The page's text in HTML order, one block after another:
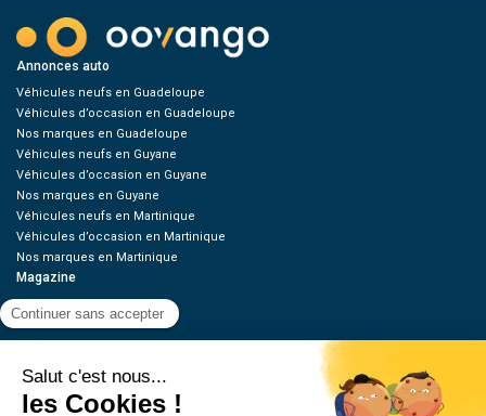
Annonces auto
Véhicules neufs en Guadeloupe
Véhicules d’occasion en Guadeloupe
Nos marques en Guadeloupe
Véhicules neufs en Guyane
Véhicules d’occasion en Guyane
Nos marques en Guyane
Véhicules neufs en Martinique
Véhicules d’occasion en Martinique
Nos marques en Martinique
Magazine
Offres d’emplois
Ressources